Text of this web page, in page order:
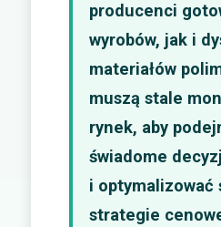
producenci
wyrobów, jak i
materiałów
muszą stale
rynek, aby
świadome
i optymalizować
strategie